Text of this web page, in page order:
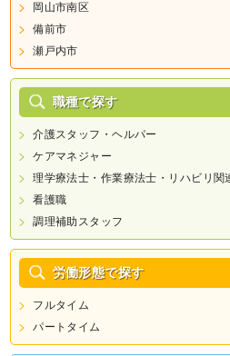
岡山市南区
備前市
瀬戸内市
職種で探す
介護スタッフ・ヘルパー
ケアマネジャー
理学療法士・作業療法士・リハビリ関
看護職
調理補助スタッフ
労働形態で探す
フルタイム
パートタイム